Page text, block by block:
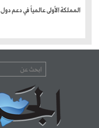
المملكة الأولى عالمياً في دعم دول